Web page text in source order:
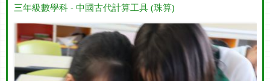
三年級數學科 - 中國古代計算工具 (珠算)